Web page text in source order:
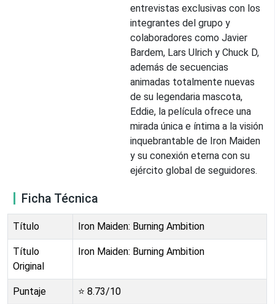
entrevistas exclusivas con los
integrantes del grupo y
colaboradores como Javier
Bardem, Lars Ulrich y Chuck D,
además de secuencias
animadas totalmente nuevas
de su legendaria mascota,
Eddie, la película ofrece una
mirada única e íntima a la visión
inquebrantable de Iron Maiden
y su conexión eterna con su
ejército global de seguidores.
Ficha Técnica
Título Iron Maiden: Burning Ambition
Título
Original
Iron Maiden: Burning Ambition
Puntaje ⭐ 8.73/10